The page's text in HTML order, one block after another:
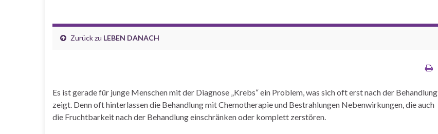
Zurück zu LEBEN DANACH
Es ist gerade für junge Menschen mit der Diagnose „Krebs“ ein Problem, was sich oft erst nach der Behandlung
zeigt. Denn oft hinterlassen die Behandlung mit Chemotherapie und Bestrahlungen Nebenwirkungen, die auch
die Fruchtbarkeit nach der Behandlung einschränken oder komplett zerstören.